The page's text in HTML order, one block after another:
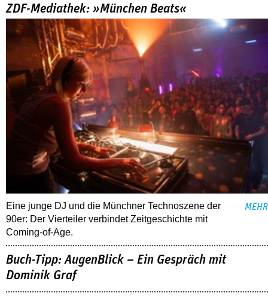
ZDF-Mediathek: »München Beats«
Eine junge DJ und die Münchner Technoszene der
90er: Der Vierteiler verbindet Zeitgeschichte mit
Coming-of-Age.
MEHR
Buch-Tipp: AugenBlick – Ein Gespräch mit
Dominik Graf